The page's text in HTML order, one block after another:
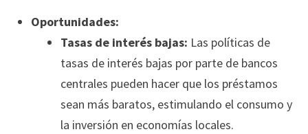
Oportunidades:
Tasas de interés bajas: Las políticas de
tasas de interés bajas por parte de bancos
centrales pueden hacer que los préstamos
sean más baratos, estimulando el consumo y
la inversión en economías locales.